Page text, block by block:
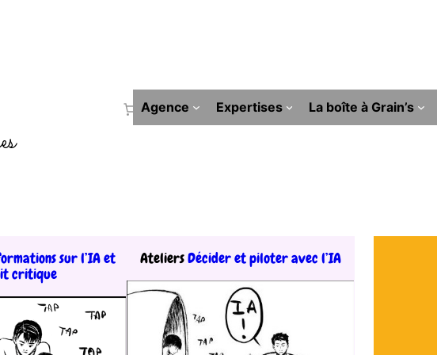
Agence Expertises La boîte à Grain’s
sur l’IA et
critique
AteliersDécider et piloter avec l’IA